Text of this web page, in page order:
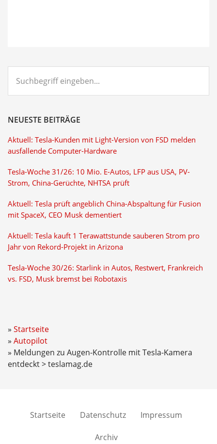
eingeben...
NEUESTE BEITRÄGE
Aktuell: Tesla-Kunden mit Light-Version von FSD melden
ausfallende Computer-Hardware
Tesla-Woche 31/26: 10 Mio. E-Autos, LFP aus USA, PV-
Strom, China-Gerüchte, NHTSA prüft
Aktuell: Tesla prüft angeblich China-Abspaltung für Fusion
mit SpaceX, CEO Musk dementiert
Aktuell: Tesla kauft 1 Terawattstunde sauberen Strom pro
Jahr von Rekord-Projekt in Arizona
Tesla-Woche 30/26: Starlink in Autos, Restwert, Frankreich
vs. FSD, Musk bremst bei Robotaxis
Startseite
Autopilot
Meldungen zu Augen-Kontrolle mit Tesla-Kamera
entdeckt > teslamag.de
Startseite Datenschutz Impressum
Archiv